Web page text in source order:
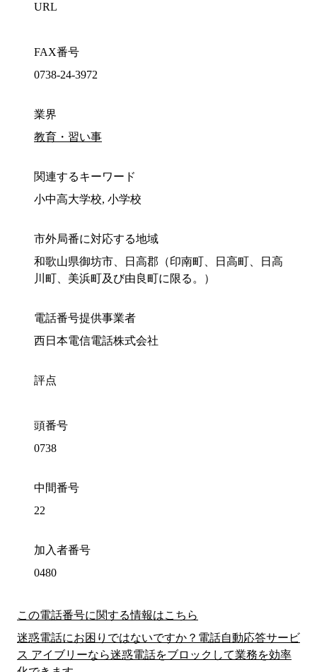
URL
FAX番号
0738-24-3972
業界
教育・習い事
関連するキーワード
小中高大学校, 小学校
市外局番に対応する地域
和歌山県御坊市、日高郡（印南町、日高町、日高
川町、美浜町及び由良町に限る。）
電話番号提供事業者
西日本電信電話株式会社
評点
頭番号
0738
中間番号
22
加入者番号
0480
この電話番号に関する情報はこちら
迷惑電話にお困りではないですか？電話自動応答サービ
ス アイブリーなら迷惑電話をブロックして業務を効率